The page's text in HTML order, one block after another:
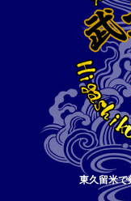
東久留米で